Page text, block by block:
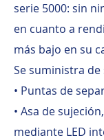
serie 5000: sin
en cuanto a
más bajo en su
Se suministra de
• Puntas de
• Asa de
mediante LED